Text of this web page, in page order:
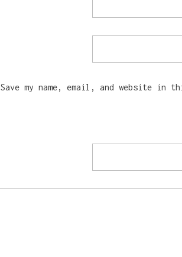
Save my name, email, and website in